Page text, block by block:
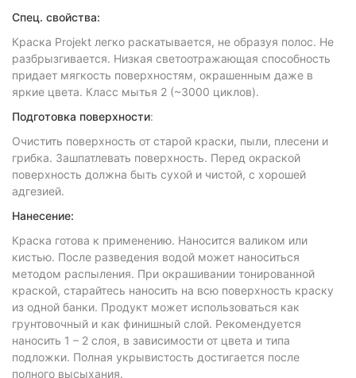
Спец. свойства:
Краска Projekt легко раскатывается, не образуя полос. Не
разбрызгивается. Низкая светоотражающая способность
придает мягкость поверхностям, окрашенным даже в
яркие цвета. Класс мытья 2 (~3000 циклов).
Подготовка поверхности:
Очистить поверхность от старой краски, пыли, плесени и
грибка. Зашпатлевать поверхность. Перед окраской
поверхность должна быть сухой и чистой, с хорошей
адгезией.
Нанесение:
Краска готова к применению. Наносится валиком или
кистью. После разведения водой может наноситься
методом распыления. При окрашивании тонированной
краской, старайтесь наносить на всю поверхность краску
из одной банки. Продукт может использоваться как
грунтовочный и как финишный слой. Рекомендуется
наносить 1 – 2 слоя, в зависимости от цвета и типа
подложки. Полная укрывистость достигается после
полного высыхания.